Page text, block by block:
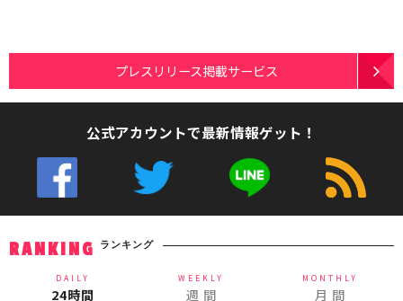
プレスリリース掲載サービス
公式アカウントで最新情報ゲット！
RANKING ランキング
DAILY
24時間
WEEKLY
週 間
MONTHLY
月 間